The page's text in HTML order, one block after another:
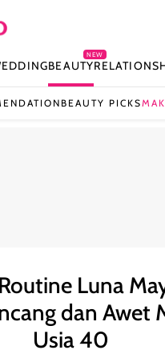
BEAUTY
NEW
BEAUTY PICKS
Luna
dan Awet
Usia 40